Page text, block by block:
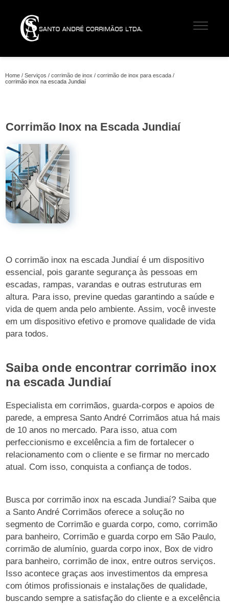
Home Serviços corrimão de inox
corrimão de inox para escada
corrimão inox na escada Jundiaí
Corrimão Inox na Escada Jundiaí
O corrimão inox na escada Jundiaí é um dispositivo
essencial, pois garante segurança às pessoas em
escadas, rampas, varandas e outras estruturas em
altura. Para isso, previne quedas garantindo a saúde e
vida de quem anda pelo ambiente. Assim, você investe
em um dispositivo efetivo e promove qualidade de vida
para todos.
Saiba onde encontrar corrimão inox
na escada Jundiaí
Especialista em corrimãos, guarda-corpos e apoios de
parede, a empresa Santo André Corrimãos atua há mais
de 10 anos no mercado. Para isso, atua com
perfeccionismo e excelência a fim de fortalecer o
relacionamento com o cliente e se firmar no mercado
atual. Com isso, conquista a confiança de todos.
Busca por corrimão inox na escada Jundiaí? Saiba que
a Santo André Corrimãos oferece a solução no
segmento de Corrimão e guarda corpo, como, corrimão
para banheiro, Corrimão e guarda corpo em São Paulo,
corrimão de alumínio, guarda corpo inox, Box de vidro
para banheiro, corrimão de inox, entre outros serviços.
Isso acontece graças aos investimentos da empresa
com ótimos profissionais e instalações de qualidade,
buscando sempre a satisfação do cliente e a excelência